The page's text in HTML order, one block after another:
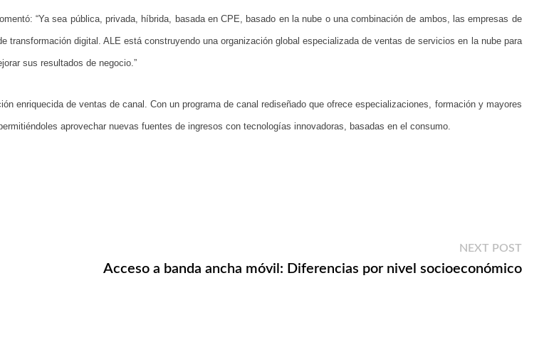
“Ya sea pública, privada, híbrida, basada en CPE, basado en la nube o una combinación de ambos, las empresas de
digital. ALE está construyendo una organización global especializada de ventas de servicios en la nube para
sus resultados de negocio.”
enriquecida de ventas de canal. Con un programa de canal rediseñado que ofrece especializaciones, formación y mayores
aprovechar nuevas fuentes de ingresos con tecnologías innovadoras, basadas en el consumo.
NEXT POSTNext
post:
Acceso a banda ancha móvil: Diferencias por nivel socioeconómico